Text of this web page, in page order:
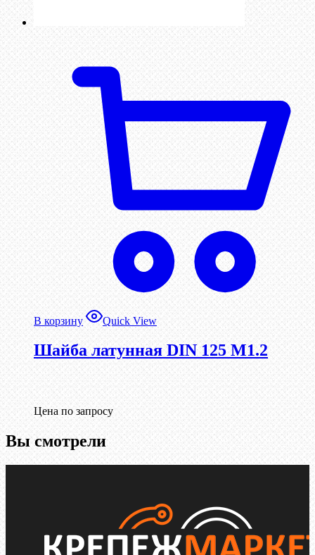
В корзину Quick View
Шайба латунная DIN 125 М1.2
Цена по запросу
Вы смотрели